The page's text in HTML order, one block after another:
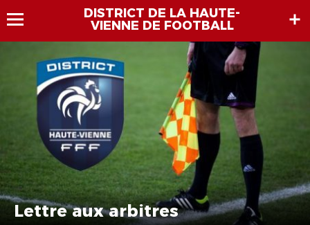
DISTRICT DE LA HAUTE-
VIENNE DE FOOTBALL
Lettre aux arbitres